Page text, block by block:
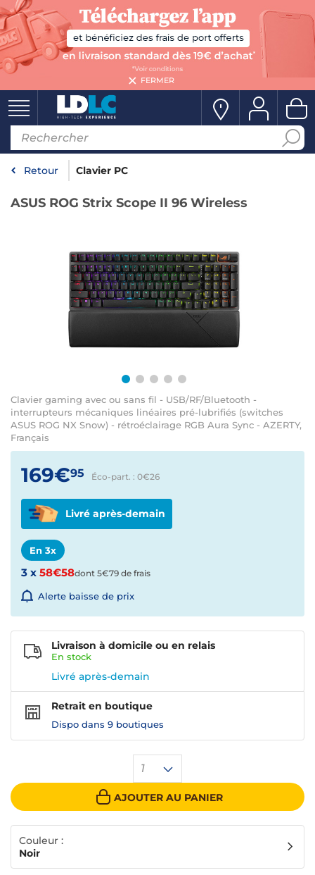
FERMER
Retour Clavier PC
ASUS ROG Strix Scope II 96 Wireless
Clavier gaming avec ou sans fil - USB/RF/Bluetooth -
interrupteurs mécaniques linéaires pré-lubrifiés (switches
ASUS ROG NX Snow) - rétroéclairage RGB Aura Sync - AZERTY,
Français
169€95 Éco-part. : 0€26
Livré après-demain
En 3x
3 x 58€58dont 5€79 de frais
Alerte baisse de prix
1
AJOUTER AU PANIER
Livraison à domicile ou en relais
En stock
Livré après-demain
Retrait en boutique
Dispo dans 9 boutiques
Couleur :
Noir